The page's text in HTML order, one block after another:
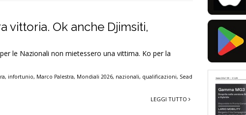
vittoria. Ok anche Djimsiti,
le Nazionali non mietessero una vittima. Ko per la
, infortunio, Marco Palestra, Mondiali 2026, nazionali, qualificazioni, Sead
LEGGI TUTTO